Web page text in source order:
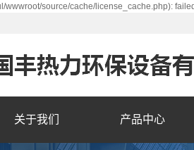
wwwroot/source/cache/license_cache.php):
关于我们 产品中心